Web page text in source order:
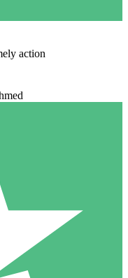
action